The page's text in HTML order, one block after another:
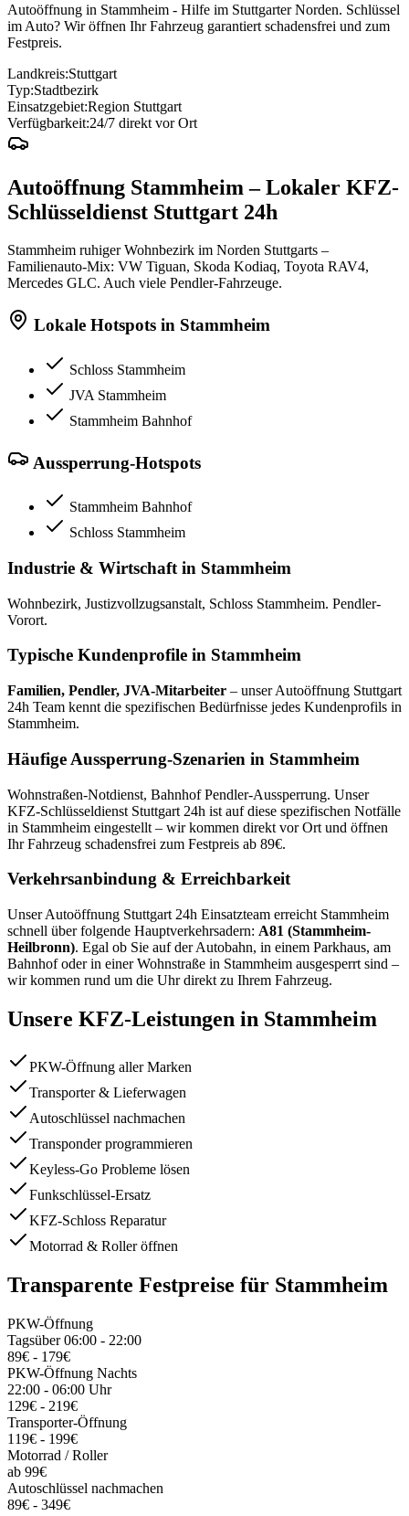
Autoöffnung in Stammheim - Hilfe im Stuttgarter Norden. Schlüssel
im Auto? Wir öffnen Ihr Fahrzeug garantiert schadensfrei und zum
Festpreis.
Landkreis:Stuttgart
Typ:Stadtbezirk
Einsatzgebiet:Region Stuttgart
Verfügbarkeit:24/7 direkt vor Ort
Autoöffnung Stammheim – Lokaler KFZ-
Schlüsseldienst Stuttgart 24h
Stammheim ruhiger Wohnbezirk im Norden Stuttgarts –
Familienauto-Mix: VW Tiguan, Skoda Kodiaq, Toyota RAV4,
Mercedes GLC. Auch viele Pendler-Fahrzeuge.
Lokale Hotspots in Stammheim
Schloss Stammheim
JVA Stammheim
Stammheim Bahnhof
Aussperrung-Hotspots
Stammheim Bahnhof
Schloss Stammheim
Industrie & Wirtschaft in Stammheim
Wohnbezirk, Justizvollzugsanstalt, Schloss Stammheim. Pendler-
Vorort.
Typische Kundenprofile in Stammheim
Familien, Pendler, JVA-Mitarbeiter – unser Autoöffnung Stuttgart
24h Team kennt die spezifischen Bedürfnisse jedes Kundenprofils in
Stammheim.
Häufige Aussperrung-Szenarien in Stammheim
Wohnstraßen-Notdienst, Bahnhof Pendler-Aussperrung. Unser
KFZ-Schlüsseldienst Stuttgart 24h ist auf diese spezifischen Notfälle
in Stammheim eingestellt – wir kommen direkt vor Ort und öffnen
Ihr Fahrzeug schadensfrei zum Festpreis ab 89€.
Verkehrsanbindung & Erreichbarkeit
Unser Autoöffnung Stuttgart 24h Einsatzteam erreicht Stammheim
schnell über folgende Hauptverkehrsadern: A81 (Stammheim-
Heilbronn). Egal ob Sie auf der Autobahn, in einem Parkhaus, am
Bahnhof oder in einer Wohnstraße in Stammheim ausgesperrt sind –
wir kommen rund um die Uhr direkt zu Ihrem Fahrzeug.
Unsere KFZ-Leistungen in Stammheim
PKW-Öffnung aller Marken
Transporter & Lieferwagen
Autoschlüssel nachmachen
Transponder programmieren
Keyless-Go Probleme lösen
Funkschlüssel-Ersatz
KFZ-Schloss Reparatur
Motorrad & Roller öffnen
Transparente Festpreise für Stammheim
PKW-Öffnung
Tagsüber 06:00 - 22:00
89€ - 179€
PKW-Öffnung Nachts
22:00 - 06:00 Uhr
129€ - 219€
Transporter-Öffnung
119€ - 199€
Motorrad / Roller
ab 99€
Autoschlüssel nachmachen
89€ - 349€